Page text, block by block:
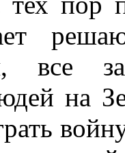
все
на